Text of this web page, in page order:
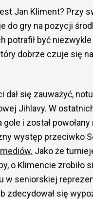
Jan Kliment? Przy
do gry na pozycji
potrafił być
dobrze czuje się
dał się zauważyć,
Jihlavy. W
i został
występ przeciwko
mediów. Jako że
o Klimencie zrobiło
w seniorskiej
zdecydował się